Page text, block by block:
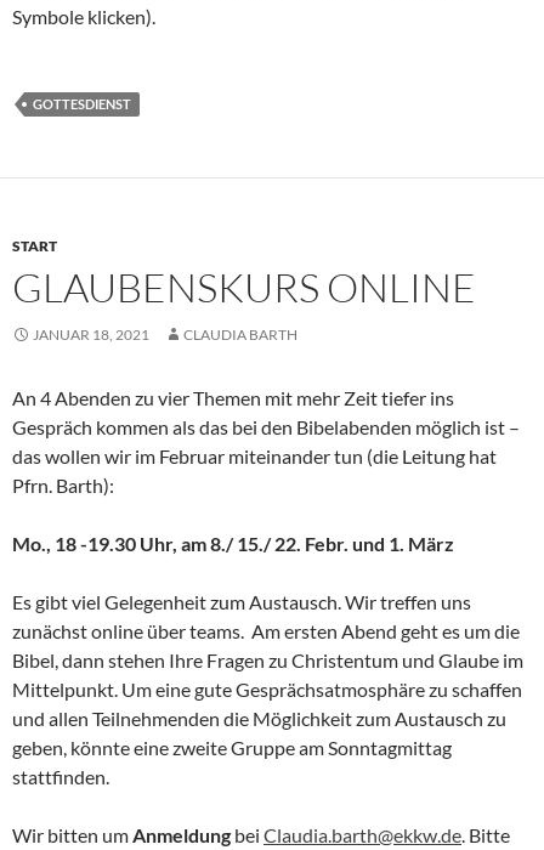
Symbole klicken).
GOTTESDIENST
START
GLAUBENSKURS ONLINE
JANUAR 18, 2021 CLAUDIA BARTH
An 4 Abenden zu vier Themen mit mehr Zeit tiefer ins
Gespräch kommen als das bei den Bibelabenden möglich ist –
das wollen wir im Februar miteinander tun (die Leitung hat
Pfrn. Barth):
Mo., 18 -19.30 Uhr, am 8./ 15./ 22. Febr. und 1. März
Es gibt viel Gelegenheit zum Austausch. Wir treffen uns
zunächst online über teams. Am ersten Abend geht es um die
Bibel, dann stehen Ihre Fragen zu Christentum und Glaube im
Mittelpunkt. Um eine gute Gesprächsatmosphäre zu schaffen
und allen Teilnehmenden die Möglichkeit zum Austausch zu
geben, könnte eine zweite Gruppe am Sonntagmittag
stattfinden.
Wir bitten um Anmeldung bei Claudia.barth@ekkw.de . Bitte